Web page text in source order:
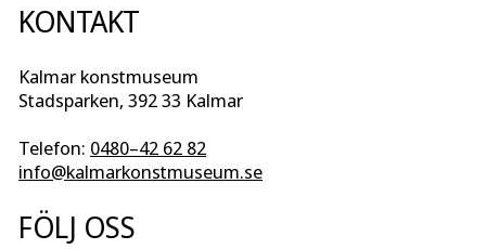
KONTAKT
Kalmar konstmuseum
Stadsparken, 392 33 Kalmar
Telefon: 0480–42 62 82
info@kalmarkonstmuseum.se
FÖLJ OSS